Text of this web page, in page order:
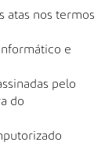
atas nos termos
e
pelo
do